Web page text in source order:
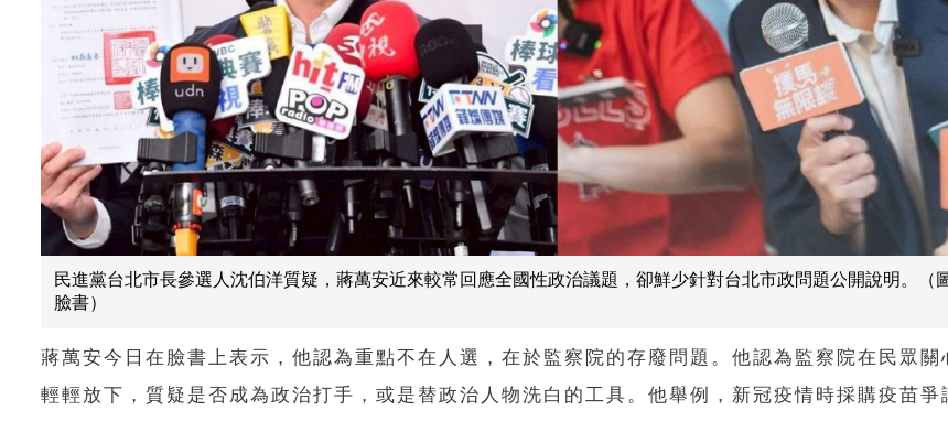
民進黨台北市長參選人沈伯洋質疑，蔣萬安近來較常回應全國性政治議題，卻鮮少針對台北市政問題公開說明。（
臉書）
蔣萬安今日在臉書上表示，他認為重點不在人選，在於監察院的存廢問題。他認為監察院在民眾關
輕輕放下，質疑是否成為政治打手，或是替政治人物洗白的工具。他舉例，新冠疫情時採購疫苗爭